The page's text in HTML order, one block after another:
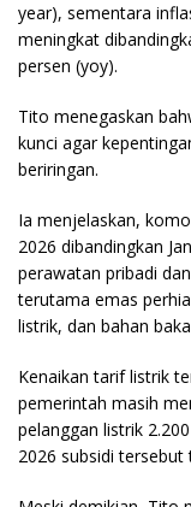
year), sementara
meningkat
persen (yoy).
Tito menegaskan
kunci agar
beriringan.
Ia menjelaskan,
2026 dibandingkan
perawatan pribadi
terutama emas
listrik, dan bahan
Kenaikan tarif listrik
pemerintah masih
pelanggan listrik
2026 subsidi tersebut